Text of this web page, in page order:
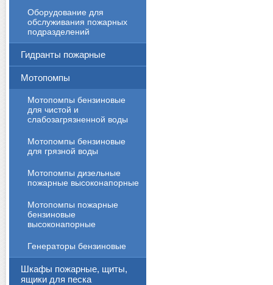
Оборудование для
обслуживания пожарных
подразделений
Гидранты пожарные
Мотопомпы
Мотопомпы бензиновые
для чистой и
слабозагрязненной воды
Мотопомпы бензиновые
для грязной воды
Мотопомпы дизельные
пожарные высоконапорные
Мотопомпы пожарные
бензиновые
высоконапорные
Генераторы бензиновые
Шкафы пожарные, щиты,
ящики для песка